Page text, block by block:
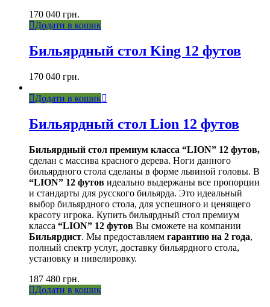
170 040 грн.
Додати в кошик
Бильярдный стол King 12 футов
170 040 грн.
Додати в кошик
Бильярдный стол Lion 12 футов
Бильярдный стол премиум класса “LION” 12 футов,
сделан с массива красного дерева. Ноги данного
бильярдного стола сделаны в форме львиной головы. В
“LION” 12 футов идеально выдержаны все пропорции
и стандарты для русского бильярда. Это идеальный
выбор бильярдного стола, для успешного и ценящего
красоту игрока. Купить бильярдный стол премиум
класса “LION” 12 футов Вы сможете на компании
Бильярдист. Мы предоставляем гарантию на 2 года,
полный спектр услуг, доставку бильярдного стола,
установку и нивелировку.
187 480 грн.
Додати в кошик